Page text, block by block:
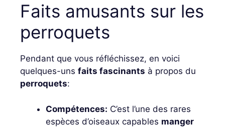
Faits amusants sur les
perroquets
Pendant que vous réfléchissez, en voici
quelques-uns faits fascinants à propos du
perroquets:
Compétences: C’est l’une des rares
espèces d’oiseaux capables manger